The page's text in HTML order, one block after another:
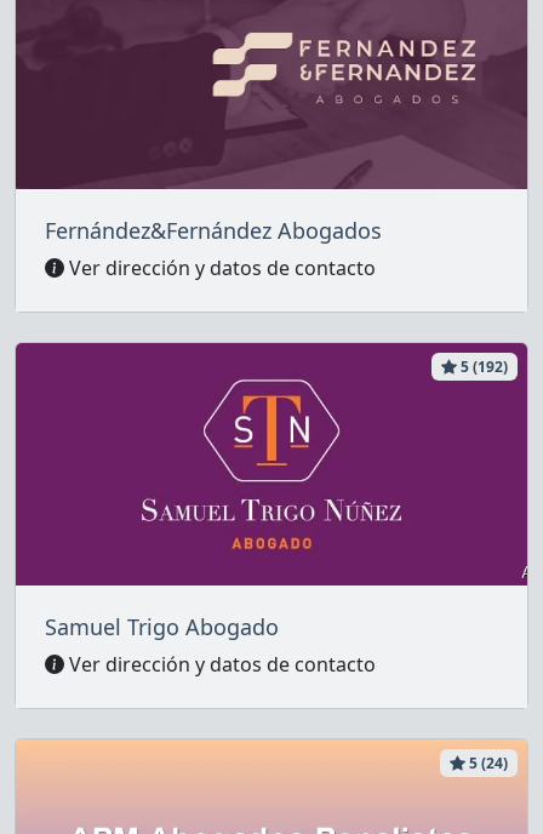
Fernández&Fernández Abogados
Ver dirección y datos de contacto
5 (192)
Samuel Trigo Abogado
Ver dirección y datos de contacto
5 (24)